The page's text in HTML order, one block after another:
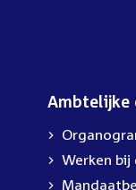
Ambtelijke
External
link:
Werken bij